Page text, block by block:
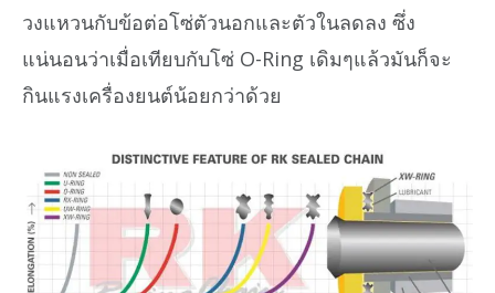
วงแหวนกับข้อต่อโซ่ตัวนอกและตัวในลดลง ซึ่ง
แน่นอนว่าเมื่อเทียบกับโซ่ O-Ring เดิมๆแล้วมันก็จะ
กินแรงเครื่องยนต์น้อยกว่าด้วย